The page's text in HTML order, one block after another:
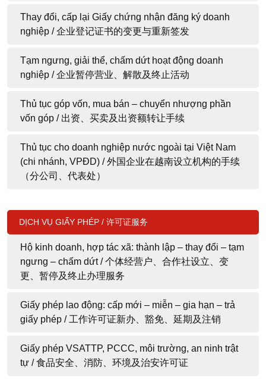
Thay đổi, cấp lại Giấy chứng nhận đăng ký doanh
nghiệp / 企业登记证书的变更与重新签发
Tạm ngưng, giải thể, chấm dứt hoạt động doanh
nghiệp / 企业暂停营业、解散及终止活动
Thủ tục góp vốn, mua bán – chuyển nhượng phần
vốn góp / 出资、买卖及出资额转让手续
Thủ tục cho doanh nghiệp nước ngoài tại Việt Nam
(chi nhánh, VPĐD) / 外国企业在越南设立机构的手续
（分公司、代表处）
DỊCH VỤ GIẤY PHÉP / 许可证服务
Hộ kinh doanh, hợp tác xã: thành lập – thay đổi – tạm
ngưng – chấm dứt / 个体经营户、合作社设立、变
更、暂停及终止办理服务
Giấy phép lao động: cấp mới – miễn – gia hạn – trả
giấy phép / 工作许可证新办、豁免、延期及注销
Giấy phép VSATTP, PCCC, môi trường, an ninh trật
tự / 食品安全、消防、环境及治安许可证